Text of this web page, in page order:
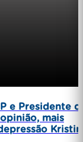
e Presidente
mais
Kristin